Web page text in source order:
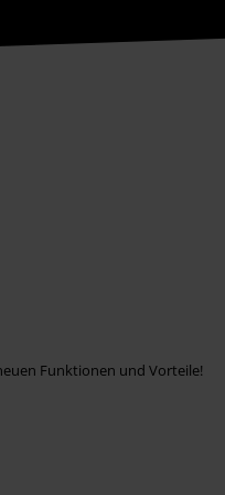
Funktionen und Vorteile!